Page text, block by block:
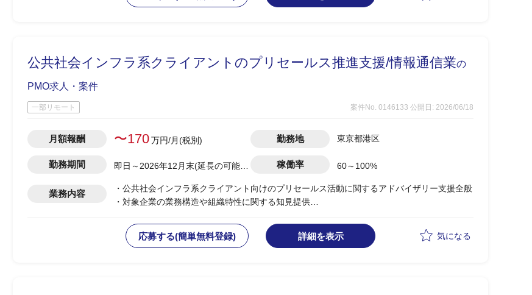
公共社会インフラ系クライアントのプリセールス推進支援/情報通信業の
PMO求人・案件
一部リモート 案件No. 0146133 公開日: 2026/06/18
月額報酬 〜170万円/月(税別) 勤務地 東京都港区
勤務期間
即日～2026年12月末(延長の可能性
あり)
稼働率 60～100%
業務内容
・公共社会インフラ系クライアント向けのプリセールス活動に関するアドバイザリー支援全般
・対象企業の業務構造や組織特性に関する知見提供
・提案資料の標準化、レビュー、営業シナリオの壁打ち、業務課題への訴求ポイント整理等
・その他プリセールス活動の推進、支援活動全般
応募する(簡単無料登録) 詳細を表示 気になる